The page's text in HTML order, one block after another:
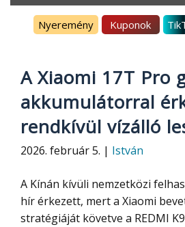
Nyeremény Kuponok
A Xiaomi 17T Pro
akkumulátorral
rendkívül vízálló
2026. február 5. | István
A Kínán kívüli nemzetközi
hír érkezett, mert a Xiaomi
stratégiáját követve a REDMI